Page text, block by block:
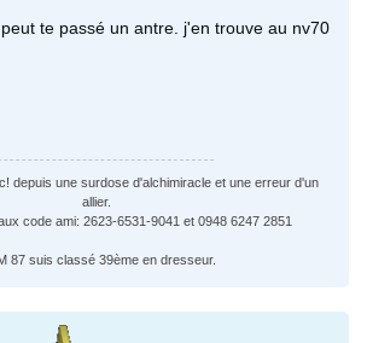
te passé un antre. j'en trouve au nv70
depuis une surdose d'alchimiracle et une erreur d'un
allier.
code ami: 2623-6531-9041 et 0948 6247 2851
87 suis classé 39ème en dresseur.